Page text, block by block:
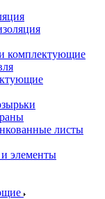
комплектующие
листы
элементы